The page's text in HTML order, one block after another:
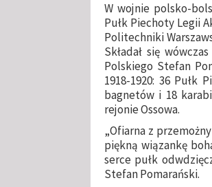
W wojnie polsko-
Pułk Piechoty Legii
Politechniki
Składał się
Polskiego Stefan
1918-1920: 36 Pułk
bagnetów i 18
rejonie Ossowa.
„Ofiarna z
piękną wiązankę
serce pułk
Stefan Pomarański.